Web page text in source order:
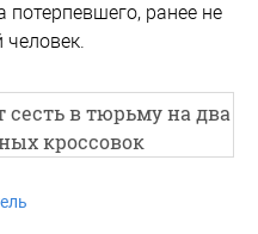
потерпевшего, ранее не
в тюрьму на два
кроссовок